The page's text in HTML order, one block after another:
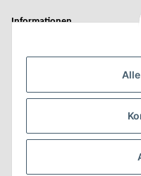
Informationen
Rechtliches
Der Umbau wurde gefördert